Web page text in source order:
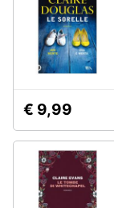
Sport
Animali
Libri,
cd
Personaggi
cristiano
ronaldo
contro
€ 9,99